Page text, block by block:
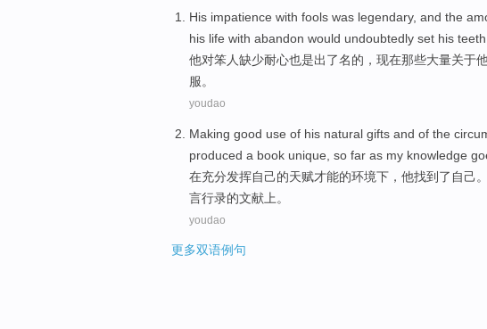
His impatience with fools was legendary, and the
his life with abandon would undoubtedly set his teeth
他对笨人缺少耐心也是出了名的， 现在那些大量关于
服。
youdao
Making good use of his natural gifts and of the
produced a book unique, so far as my knowledge
在充分发挥自己的天赋才能的环境下 ， 他找到了 自己
言行录的文献 上 。
youdao
更多双语例句